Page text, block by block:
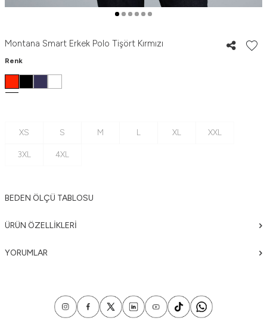
Montana Smart Erkek Polo Tişört Kırmızı
Renk
XS S M L XL XXL
3XL 4XL
BEDEN ÖLÇÜ TABLOSU
ÜRÜN ÖZELLIKLERI
YORUMLAR